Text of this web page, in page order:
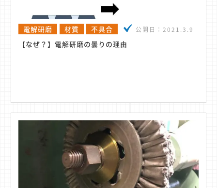
電解研磨 材質 不具合 公開日： 2021.3.9
【なぜ？】電解研磨の曇りの理由